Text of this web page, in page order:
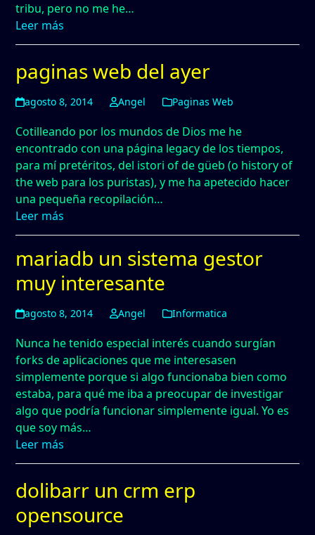
tribu, pero no me he…
Leer más
paginas web del ayer
agosto 8, 2014 Angel Paginas Web
Cotilleando por los mundos de Dios me he
encontrado con una página legacy de los tiempos,
para mí pretéritos, del istori of de güeb (o history of
the web para los puristas), y me ha apetecido hacer
una pequeña recopilación…
Leer más
mariadb un sistema gestor
muy interesante
agosto 8, 2014 Angel Informatica
Nunca he tenido especial interés cuando surgían
forks de aplicaciones que me interesasen
simplemente porque si algo funcionaba bien como
estaba, para qué me iba a preocupar de investigar
algo que podría funcionar simplemente igual. Yo es
que soy más…
Leer más
dolibarr un crm erp
opensource